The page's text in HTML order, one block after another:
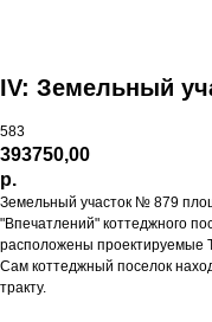
IV: Земельный
583
393750,00
р.
Земельный участок № 879
"Впечатлений" коттеджного
расположены проектируемые
Сам коттеджный поселок
тракту.